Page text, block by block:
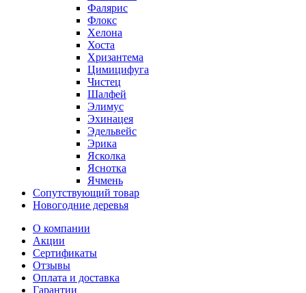
Фалярис
Флокс
Хелона
Хоста
Хризантема
Цимицифуга
Чистец
Шалфей
Элимус
Эхинацея
Эдельвейс
Эрика
Ясколка
Яснотка
Ячмень
Сопутствующий товар
Новогодние деревья
О компании
Акции
Сертификаты
Отзывы
Оплата и доставка
Гарантии